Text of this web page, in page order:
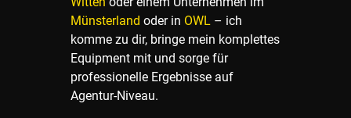
Münsterland oder in OWL – ich
komme zu dir, bringe mein komplettes
Equipment mit und sorge für
professionelle Ergebnisse auf
Agentur-Niveau.